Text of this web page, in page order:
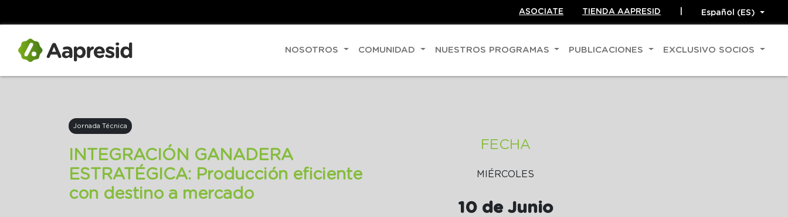
ASOCIATE TIENDA AAPRESID
NOSOTROS COMUNIDAD NUESTROS PROGRAMAS PUBLICACIONES EXCLUSIVO SOCIOS
Jornada Técnica
INTEGRACIÓN GANADERA
ESTRATÉGICA: Producción eficiente
con destino a mercado
FECHA
MIÉRCOLES
10 de Junio